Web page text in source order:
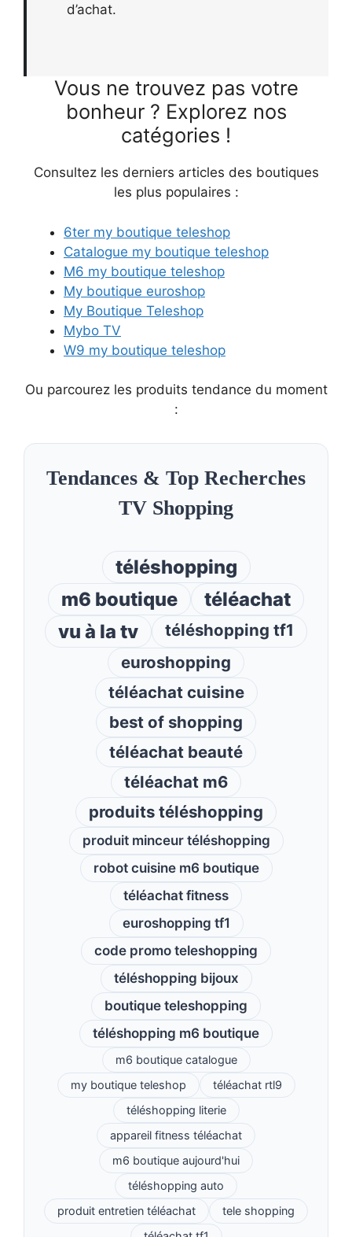
d’achat.
Vous ne trouvez pas votre
bonheur ? Explorez nos
catégories !
Consultez les derniers articles des boutiques
les plus populaires :
6ter my boutique teleshop
Catalogue my boutique teleshop
M6 my boutique teleshop
My boutique euroshop
My Boutique Teleshop
Mybo TV
W9 my boutique teleshop
Ou parcourez les produits tendance du moment
:
Tendances & Top Recherches
TV Shopping
téléshopping
m6 boutique
téléachat
vu à la tv
téléshopping tf1
euroshopping
téléachat cuisine
best of shopping
téléachat beauté
téléachat m6
produits téléshopping
produit minceur téléshopping
robot cuisine m6 boutique
téléachat fitness
euroshopping tf1
code promo teleshopping
téléshopping bijoux
boutique teleshopping
téléshopping m6 boutique
m6 boutique catalogue
my boutique teleshop
téléachat rtl9
téléshopping literie
appareil fitness téléachat
m6 boutique aujourd'hui
téléshopping auto
produit entretien téléachat
tele shopping